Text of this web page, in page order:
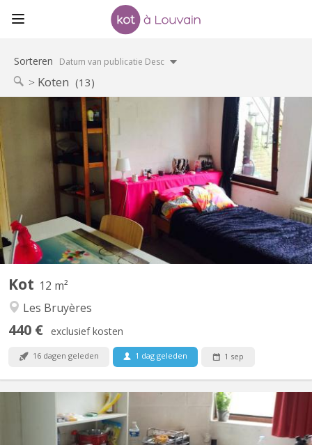
Sorteren Datum van publicatie Desc
Koten (13)
Kot 12 m²
Les Bruyères
440 € exclusief kosten
16 dagen geleden 1 dag geleden 1 sep
KV 315
Kot/petite Chambre avec entrée et douche indépendantes pour
étudiant. e. s dans commu de 3 personnes dans une zone boisée
autour du lac de Louvain-la-Neuve et petit espace jardin
accessible en façade . Petite Cuisine ocommunautaire. Internet
offert à négocier avec propriétaire Possibilité parking...
KV 1037
Kot situé rue des Sports 7 / 102: Très bien situé, dans une rue